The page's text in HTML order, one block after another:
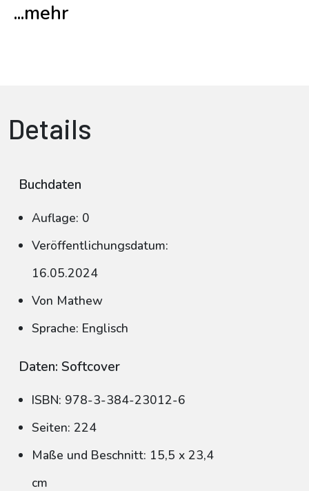
...mehr
Details
Buchdaten
Auflage: 0
Veröffentlichungsdatum:
16.05.2024
Von Mathew
Sprache: Englisch
Daten: Softcover
ISBN: 978-3-384-23012-6
Seiten: 224
Maße und Beschnitt: 15,5 x 23,4
cm